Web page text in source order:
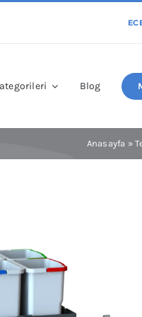
Blog
Anasayfa »